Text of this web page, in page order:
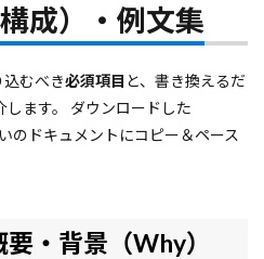
成）・例文集
込むべき必須項目 と、書き換えるだ
します。 ダウンロードした
のドキュメントにコピー＆ペース
・背景（Why）